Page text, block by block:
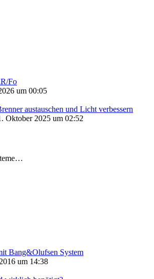
Fo
um 00:05
austauschen und Licht verbessern
Oktober 2025 um 02:52
Bang&Olufsen System
um 14:38